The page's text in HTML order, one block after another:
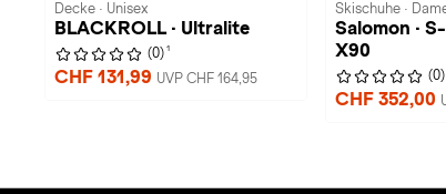
Decke · Unisex
BLACKROLL · Ultralite
(0) 1
CHF 131,99 UVP CHF 164,95
Skischuhe ·
Salomon ·
X90
(0)
CHF 352,00